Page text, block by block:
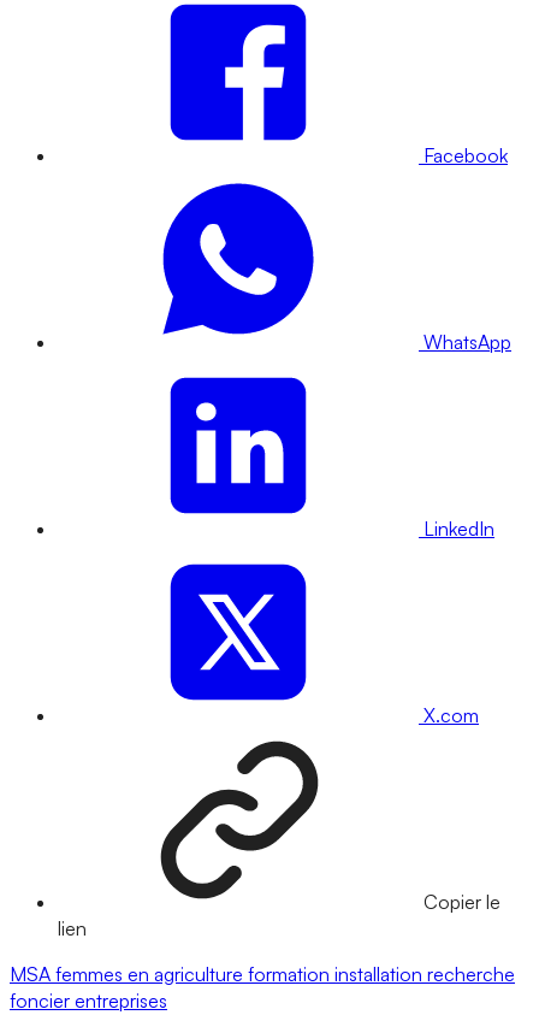
Facebook
WhatsApp
LinkedIn
X.com
Copier le
lien
MSA femmes en agriculture formation installation recherche
foncier entreprises